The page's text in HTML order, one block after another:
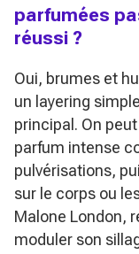
parfumées
réussi ?
Oui, brumes et
un layering
principal. On
parfum intense
pulvérisations,
sur le corps ou
Malone London,
moduler son